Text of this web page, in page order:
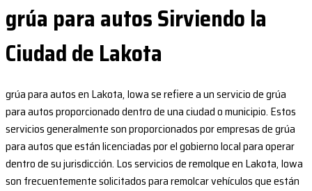
grúa para autos Sirviendo la
Ciudad de Lakota
grúa para autos en Lakota, Iowa se refiere a un servicio de grúa
para autos proporcionado dentro de una ciudad o municipio. Estos
servicios generalmente son proporcionados por empresas de grúa
para autos que están licenciadas por el gobierno local para operar
dentro de su jurisdicción. Los servicios de remolque en Lakota, Iowa
son frecuentemente solicitados para remolcar vehículos que están